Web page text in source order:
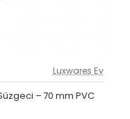
Güncel Fiyat
Yeni Ürün
Luxwares Ev
– 70 mm PVC